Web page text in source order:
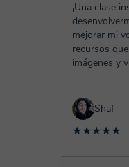
¡Una clase
mejorar mi
recursos
imágenes y
Shaf
★★★★★